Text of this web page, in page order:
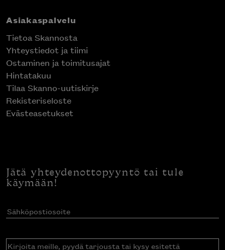
Asiakaspalvelu
Tietoa Skannosta
Yhteystiedot ja tiimi
Ostaminen ja toimitusajat
Hintatakuu
Tilaa Skanno-uutiskirje
Rekisteriseloste
Evästeasetukset
Jätä yhteydenottopyyntö tai tule
käymään!
Sähköpostiosoite(Pakollinen)
Kirjoita